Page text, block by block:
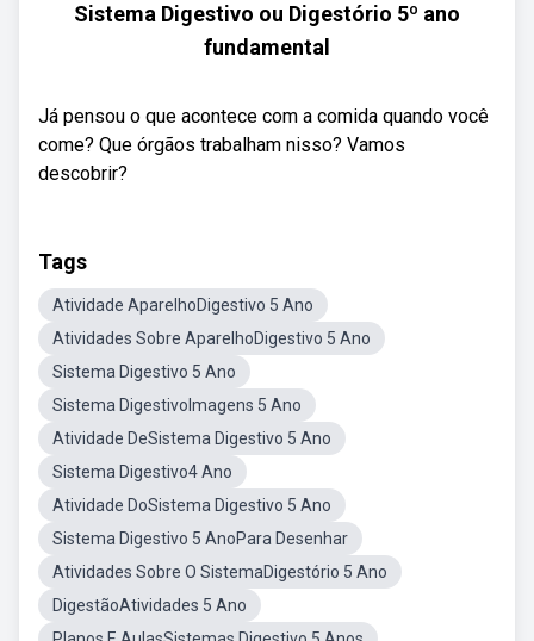
Sistema Digestivo ou Digestório 5º ano
fundamental
Já pensou o que acontece com a comida quando você
come? Que órgãos trabalham nisso? Vamos
descobrir?
Tags
Atividade AparelhoDigestivo 5 Ano
Atividades Sobre AparelhoDigestivo 5 Ano
Sistema Digestivo 5 Ano
Sistema DigestivoImagens 5 Ano
Atividade DeSistema Digestivo 5 Ano
Sistema Digestivo4 Ano
Atividade DoSistema Digestivo 5 Ano
Sistema Digestivo 5 AnoPara Desenhar
Atividades Sobre O SistemaDigestório 5 Ano
DigestãoAtividades 5 Ano